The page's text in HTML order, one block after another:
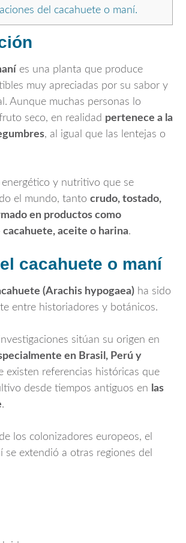
del cacahuete o maní.
es una planta que produce
muy apreciadas por su sabor y
Aunque muchas personas lo
seco, en realidad pertenece a la
, al igual que las lentejas o
energético y nutritivo que se
el mundo, tanto crudo, tostado,
en productos como
aceite o harina.
cacahuete o maní
(Arachis hypogaea) ha sido
entre historiadores y botánicos.
sitúan su origen en
en Brasil, Perú y
existen referencias históricas que
desde tiempos antiguos en las
.
los colonizadores europeos, el
se extendió a otras regiones del